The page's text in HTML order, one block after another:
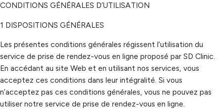
CONDITIONS GÉNÉRALES D’UTILISATION
1 DISPOSITIONS GÉNÉRALES
Les présentes conditions générales régissent l’utilisation du
service de prise de rendez-vous en ligne proposé par SD Clinic.
En accédant au site Web et en utilisant nos services, vous
acceptez ces conditions dans leur intégralité. Si vous
n’acceptez pas ces conditions générales, vous ne pouvez pas
utiliser notre service de prise de rendez-vous en ligne.